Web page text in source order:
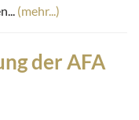
(mehr...)
der AFA